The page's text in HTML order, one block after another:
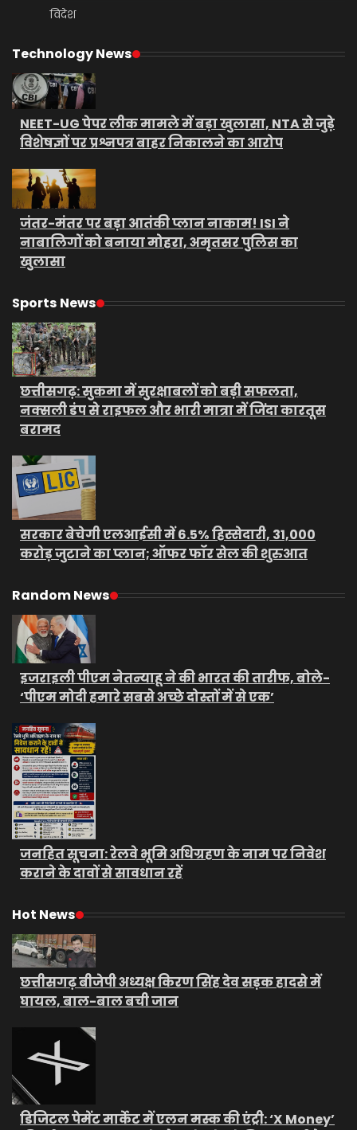
विदेश
Technology News
NEET-UG पेपर लीक मामले में बड़ा खुलासा, NTA से जुड़े
विशेषज्ञों पर प्रश्नपत्र बाहर निकालने का आरोप
जंतर-मंतर पर बड़ा आतंकी प्लान नाकाम! ISI ने
नाबालिगों को बनाया मोहरा, अमृतसर पुलिस का
खुलासा
Sports News
छत्तीसगढ़: सुकमा में सुरक्षाबलों को बड़ी सफलता,
नक्सली डंप से राइफल और भारी मात्रा में जिंदा कारतूस
बरामद
सरकार बेचेगी एलआईसी में 6.5% हिस्सेदारी, 31,000
करोड़ जुटाने का प्लान; ऑफर फॉर सेल की शुरुआत
Random News
इजराइली पीएम नेतन्याहू ने की भारत की तारीफ, बोले-
‘पीएम मोदी हमारे सबसे अच्छे दोस्तों में से एक’
जनहित सूचना: रेलवे भूमि अधिग्रहण के नाम पर निवेश
कराने के दावों से सावधान रहें
Hot News
छत्तीसगढ़ बीजेपी अध्यक्ष किरण सिंह देव सड़क हादसे में
घायल, बाल-बाल बची जान
डिजिटल पेमेंट मार्केट में एलन मस्क की एंट्री: ‘X Money’